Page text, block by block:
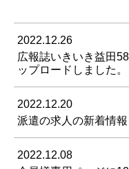
2022.12.26
広報誌いきいき益田
ップロードしました。
2022.12.20
派遣の求人の新着情
2022.12.08